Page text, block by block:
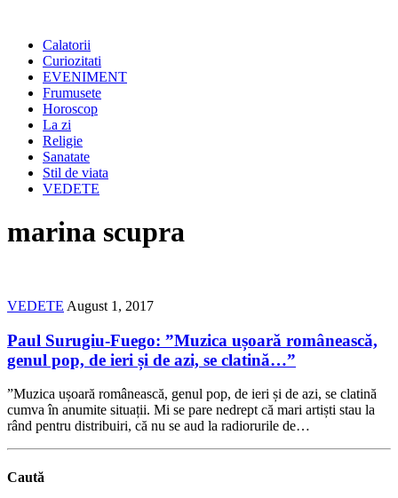
Calatorii
Curiozitati
EVENIMENT
Frumusete
Horoscop
La zi
Religie
Sanatate
Stil de viata
VEDETE
marina scupra
VEDETE August 1, 2017
Paul Surugiu-Fuego: ”Muzica ușoară românească,
genul pop, de ieri și de azi, se clatină…”
”Muzica ușoară românească, genul pop, de ieri și de azi, se clatină
cumva în anumite situații. Mi se pare nedrept că mari artiști stau la
rând pentru distribuiri, că nu se aud la radiorurile de…
Caută